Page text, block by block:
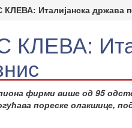
Италијанска држава
КЛЕВА:
фирми више од 95
пореске олакшице,